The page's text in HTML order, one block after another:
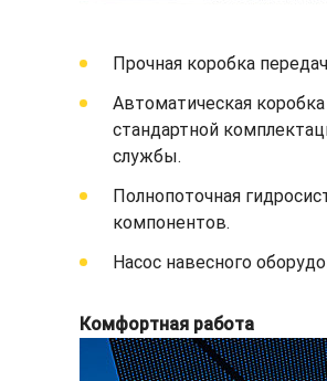
Прочная коробка
Автоматическая
стандартной
службы.
Полнопоточная
компонентов.
Насос навесного
Комфортная работа